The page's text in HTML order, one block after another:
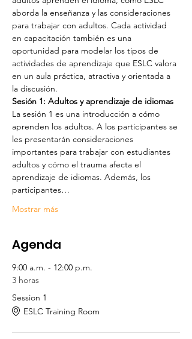
aborda la enseñanza y las consideraciones
para trabajar con adultos. Cada actividad
en capacitación también es una
oportunidad para modelar los tipos de
actividades de aprendizaje que ESLC valora
en un aula práctica, atractiva y orientada a
la discusión.
Sesión 1: Adultos y aprendizaje de idiomas
La sesión 1 es una introducción a cómo
aprenden los adultos. A los participantes se
les presentarán consideraciones
importantes para trabajar con estudiantes
adultos y cómo el trauma afecta el
aprendizaje de idiomas. Además, los
participantes…
Mostrar más
Agenda
9:00 a.m. - 12:00 p.m.
3 horas
Session 1
ESLC Training Room